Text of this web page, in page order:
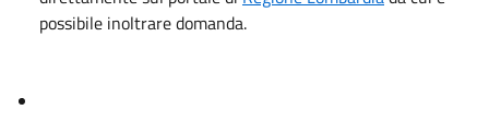
possibile inoltrare domanda.